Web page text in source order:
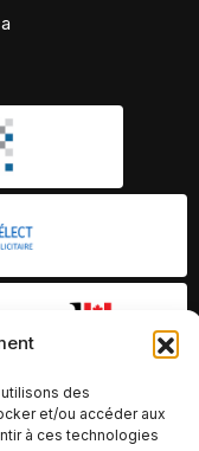
des
et/ou accéder aux
à ces technologies